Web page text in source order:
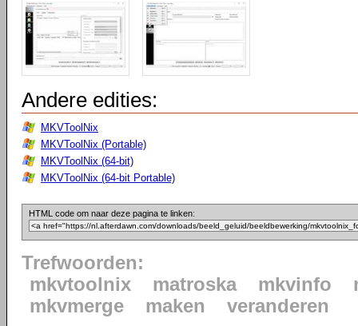
Andere edities:
MKVToolNix
MKVToolNix (Portable)
MKVToolNix (64-bit)
MKVToolNix (64-bit Portable)
HTML code om naar deze pagina te linken:
Trefwoorden:
mkvtoolnix
matroska mkvinfo
mkvmerge
maken veranderen